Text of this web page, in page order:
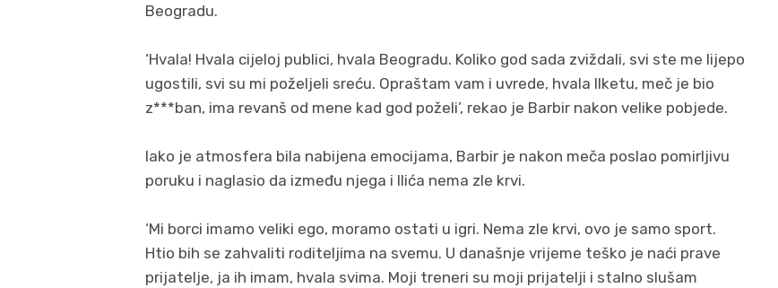
Beogradu.
‘Hvala! Hvala cijeloj publici, hvala Beogradu. Koliko god sada zviždali, svi ste me lijepo
ugostili, svi su mi poželjeli sreću. Opraštam vam i uvrede, hvala Ilketu, meč je bio
z***ban, ima revanš od mene kad god poželi’, rekao je Barbir nakon velike pobjede.
Iako je atmosfera bila nabijena emocijama, Barbir je nakon meča poslao pomirljivu
poruku i naglasio da između njega i Ilića nema zle krvi.
‘Mi borci imamo veliki ego, moramo ostati u igri. Nema zle krvi, ovo je samo sport.
Htio bih se zahvaliti roditeljima na svemu. U današnje vrijeme teško je naći prave
prijatelje, ja ih imam, hvala svima. Moji treneri su moji prijatelji i stalno slušam